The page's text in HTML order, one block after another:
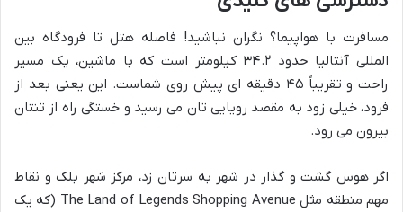
مسافرت با هواپیما؟ نگران نباشید! فاصله هتل تا فرودگاه بین
المللی آنتالیا حدود ۳۴.۲ کیلومتر است که با ماشین، یک مسیر
راحت و تقریباً ۴۵ دقیقه ای پیش روی شماست. این یعنی بعد از
فرود، خیلی زود به مقصد رویایی تان می رسید و خستگی راه از تنتان
بیرون می رود.
اگر هوس گشت و گذار در شهر به سرتان زد، مرکز شهر بلک و نقاط
مهم منطقه مثل The Land of Legends Shopping Avenue (که یک